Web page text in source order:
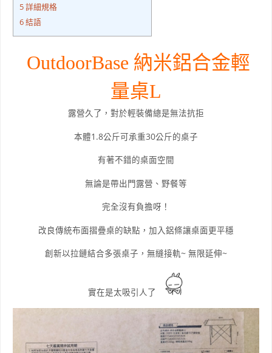
5詳細規格
6結語
OutdoorBase 納米鋁合金輕
量桌L
露營久了，對於輕裝備總是無法抗拒
本體1.8公斤可承重30公斤的桌子
有著不錯的桌面空間
無論是帶出門露營、野餐等
完全沒有負擔呀！
改良傳統布面摺疊桌的缺點，加入鋁條讓桌面更平穩
創新以拉鏈結合多張桌子，無縫接軌~ 無限延伸~
實在是太吸引人了